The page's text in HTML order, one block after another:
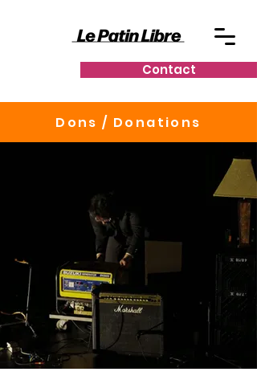
Contact
Dons / Donations